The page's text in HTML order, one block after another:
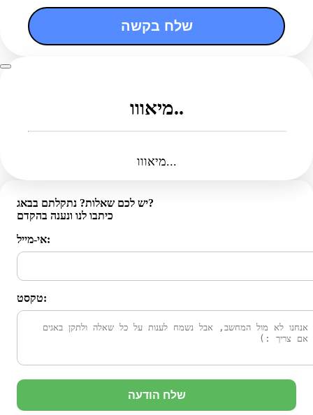
שלח בקשה
מיאווו..
מיאווו...
יש לכם שאלות? נתקלתם בבאג?
כיתבו לנו ונענה בהקדם
אי-מייל:
טקסט:
שלח הודעה